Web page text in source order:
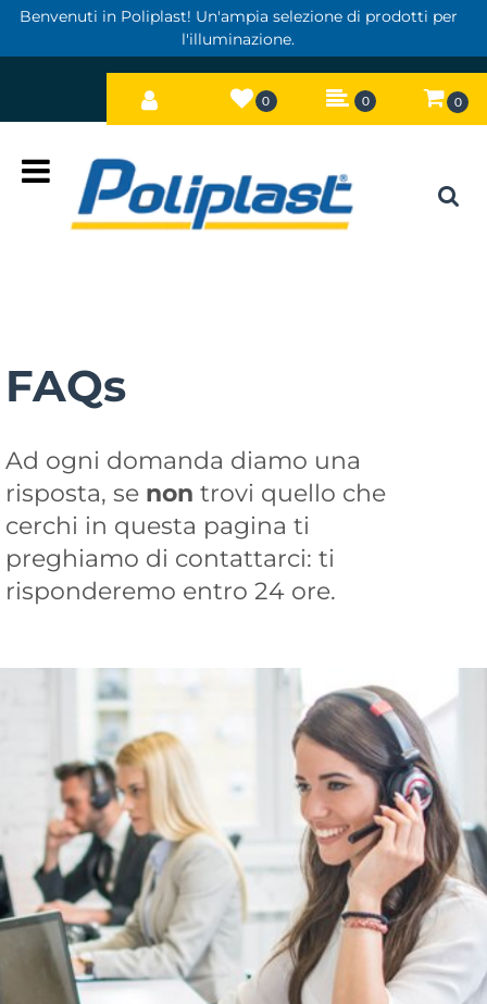
Benvenuti in Poliplast! Un'ampia selezione di prodotti per
l'illuminazione.
0 0 0
FAQs
Ad ogni domanda diamo una
risposta, se non trovi quello che
cerchi in questa pagina ti
preghiamo di contattarci: ti
risponderemo entro 24 ore.